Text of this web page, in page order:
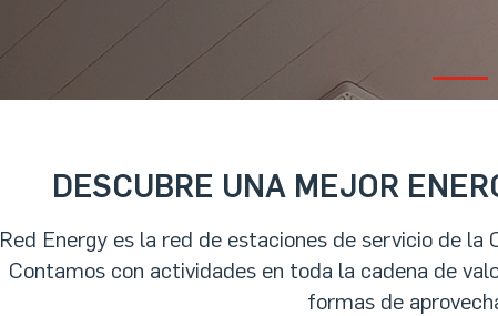
DESCUBRE UNA MEJOR
Red Energy es la red de estaciones de servicio de la
Contamos con actividades en toda la cadena de
formas de